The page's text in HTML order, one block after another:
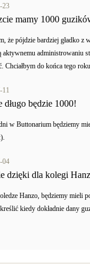
23
mamy 1000
że pójdzie bardziej gładko
aktywnemu administrowaniu
Chciałbym do końca tego
11
długo będzie 1000!
w Buttonarium będziemy
04
dzięki dla kolegi
Hanzo, będziemy mieli
kiedy dokładnie dany